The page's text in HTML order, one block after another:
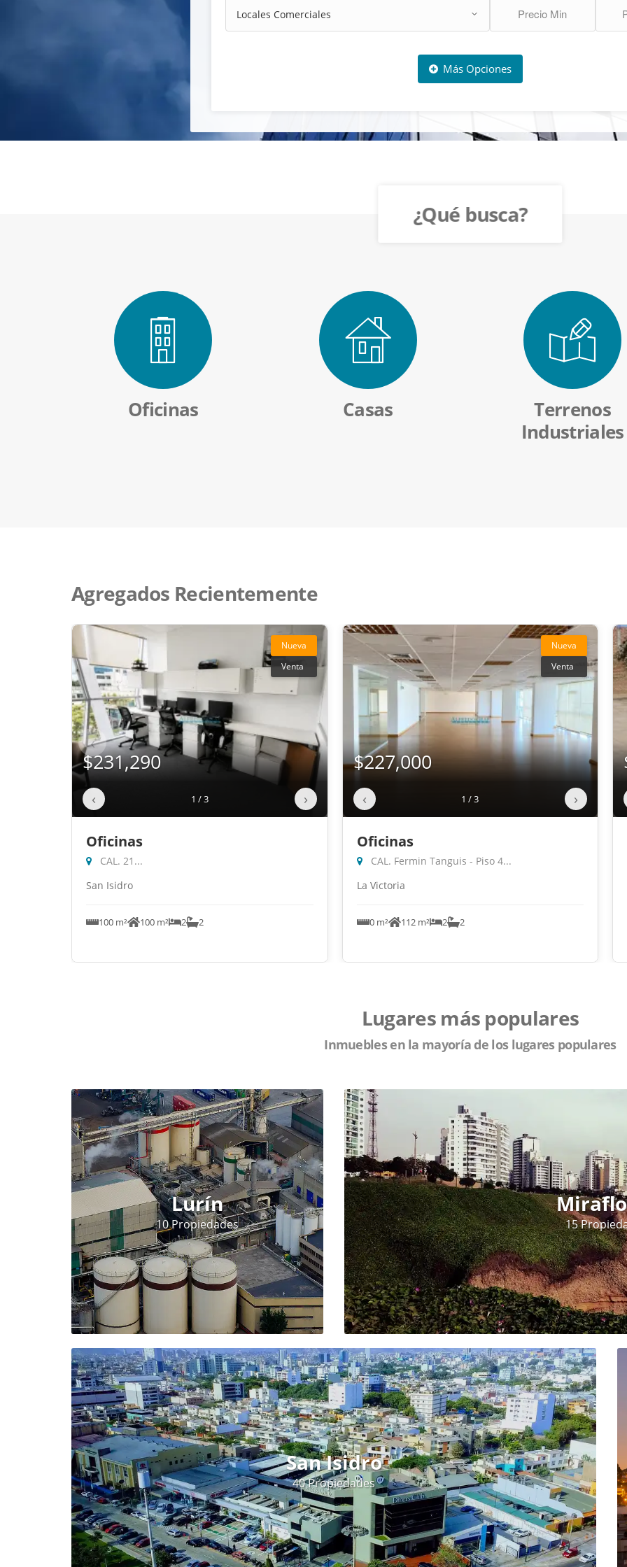
Más Opciones
¿Qué busca?
Oficinas Casas
Terrenos
Industriales
Agregados Recientemente
Nueva
Venta
$231,290
‹ 1 / 3 ›
Oficinas
CAL. 21...
San Isidro
100 m² 100 m² 2 2
Nueva
Venta
$227,000
‹ 1 / 3 ›
Oficinas
CAL. Fermin Tanguis - Piso 4...
La Victoria
0 m² 112 m² 2 2
‹
Lugares más populares
Inmuebles en la mayoría de los lugares populares
Lurín
10 Propiedades 15
San Isidro
40 Propiedades